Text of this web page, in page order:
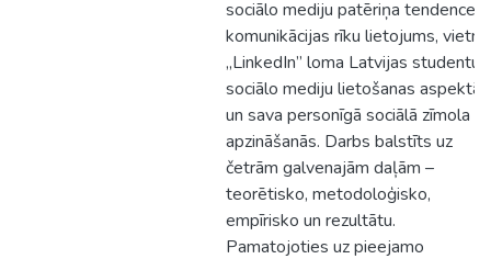
sociālo mediju patēriņa tendences,
komunikācijas rīku lietojums,
„LinkedIn” loma Latvijas studentu
sociālo mediju lietošanas aspektā
un sava personīgā sociālā zīmola
apzināšanās. Darbs balstīts uz
četrām galvenajām daļām –
teorētisko, metodoloģisko,
empīrisko un rezultātu.
Pamatojoties uz pieejamo